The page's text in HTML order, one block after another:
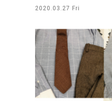
2020.03.27 Fri